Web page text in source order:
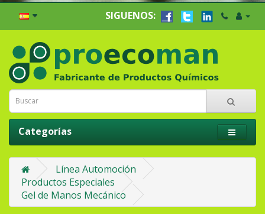
SIGUENOS:
Categorías
Línea Automoción
Productos Especiales
Gel de Manos Mecánico